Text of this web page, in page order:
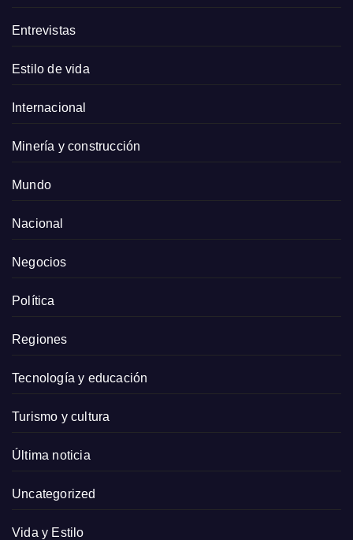
Entrevistas
Estilo de vida
Internacional
Minería y construcción
Mundo
Nacional
Negocios
Política
Regiones
Tecnología y educación
Turismo y cultura
Última noticia
Uncategorized
Vida y Estilo